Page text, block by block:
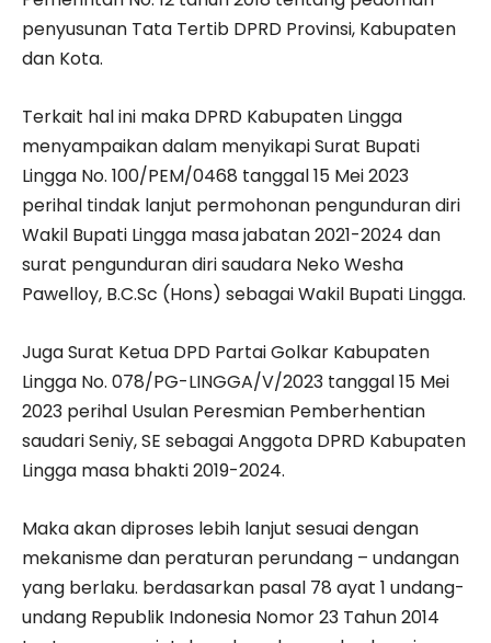
penyusunan Tata Tertib DPRD Provinsi, Kabupaten
dan Kota.
Terkait hal ini maka DPRD Kabupaten Lingga
menyampaikan dalam menyikapi Surat Bupati
Lingga No. 100/PEM/0468 tanggal 15 Mei 2023
perihal tindak lanjut permohonan pengunduran diri
Wakil Bupati Lingga masa jabatan 2021-2024 dan
surat pengunduran diri saudara Neko Wesha
Pawelloy, B.C.Sc (Hons) sebagai Wakil Bupati Lingga.
Juga Surat Ketua DPD Partai Golkar Kabupaten
Lingga No. 078/PG-LINGGA/V/2023 tanggal 15 Mei
2023 perihal Usulan Peresmian Pemberhentian
saudari Seniy, SE sebagai Anggota DPRD Kabupaten
Lingga masa bhakti 2019-2024.
Maka akan diproses lebih lanjut sesuai dengan
mekanisme dan peraturan perundang – undangan
yang berlaku. berdasarkan pasal 78 ayat 1 undang-
undang Republik Indonesia Nomor 23 Tahun 2014